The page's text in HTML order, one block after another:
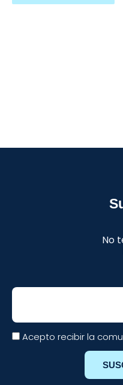
No
Email
Acepto recibir la